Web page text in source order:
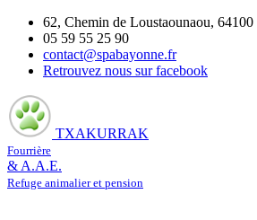
62, Chemin de Loustaounaou,
05 59 55 25 90
contact@spabayonne.fr
Retrouvez nous sur facebook
TXAKURRAK
Fourrière
& A.A.E.
Refuge animalier et pension